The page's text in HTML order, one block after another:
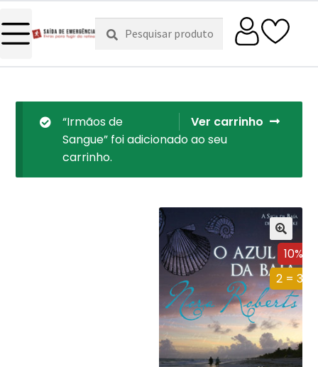
Pesquisar
por:
Pesquisa
Ver carrinho
“Irmãos de
Sangue” foi adicionado ao seu
carrinho.
10%
2 = 3